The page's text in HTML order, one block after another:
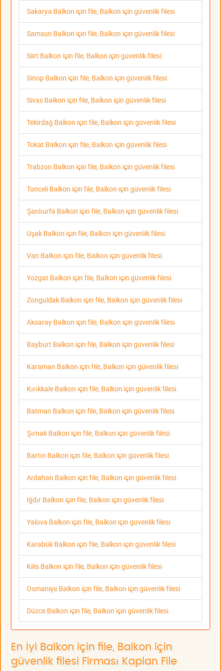
Sakarya Balkon için file, Balkon için güvenlik filesi
Samsun Balkon için file, Balkon için güvenlik filesi
Siirt Balkon için file, Balkon için güvenlik filesi
Sinop Balkon için file, Balkon için güvenlik filesi
Sivas Balkon için file, Balkon için güvenlik filesi
Tekirdağ Balkon için file, Balkon için güvenlik filesi
Tokat Balkon için file, Balkon için güvenlik filesi
Trabzon Balkon için file, Balkon için güvenlik filesi
Tunceli Balkon için file, Balkon için güvenlik filesi
Şanlıurfa Balkon için file, Balkon için güvenlik filesi
Uşak Balkon için file, Balkon için güvenlik filesi
Van Balkon için file, Balkon için güvenlik filesi
Yozgat Balkon için file, Balkon için güvenlik filesi
Zonguldak Balkon için file, Balkon için güvenlik filesi
Aksaray Balkon için file, Balkon için güvenlik filesi
Bayburt Balkon için file, Balkon için güvenlik filesi
Karaman Balkon için file, Balkon için güvenlik filesi
Kırıkkale Balkon için file, Balkon için güvenlik filesi
Batman Balkon için file, Balkon için güvenlik filesi
Şırnak Balkon için file, Balkon için güvenlik filesi
Bartın Balkon için file, Balkon için güvenlik filesi
Ardahan Balkon için file, Balkon için güvenlik filesi
Iğdır Balkon için file, Balkon için güvenlik filesi
Yalova Balkon için file, Balkon için güvenlik filesi
Karabük Balkon için file, Balkon için güvenlik filesi
Kilis Balkon için file, Balkon için güvenlik filesi
Osmaniye Balkon için file, Balkon için güvenlik filesi
Düzce Balkon için file, Balkon için güvenlik filesi
En İyi Balkon için file, Balkon için
güvenlik filesi Firması Kaplan File